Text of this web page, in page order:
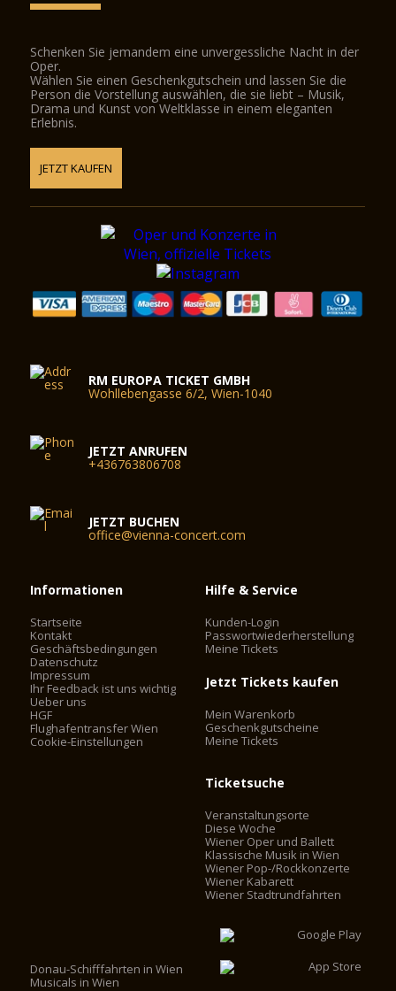
Schenken Sie jemandem eine unvergessliche Nacht in der
Oper.
Wählen Sie einen Geschenkgutschein und lassen Sie die
Person die Vorstellung auswählen, die sie liebt – Musik,
Drama und Kunst von Weltklasse in einem eleganten
Erlebnis.
JETZT KAUFEN
RM EUROPA TICKET GMBH
Wohllebengasse 6/2, Wien-1040
JETZT ANRUFEN
+436763806708
JETZT BUCHEN
office@vienna-concert.com
Informationen
Startseite
Kontakt
Geschäftsbedingungen
Datenschutz
Impressum
Ihr Feedback ist uns wichtig
Ueber uns
HGF
Flughafentransfer Wien
Cookie-Einstellungen
Hilfe & Service
Kunden-Login
Passwortwiederherstellung
Meine Tickets
Jetzt Tickets kaufen
Mein Warenkorb
Geschenkgutscheine
Meine Tickets
Ticketsuche
Veranstaltungsorte
Diese Woche
Wiener Oper und Ballett
Klassische Musik in Wien
Wiener Pop-/Rockkonzerte
Wiener Kabarett
Wiener Stadtrundfahrten
Donau-Schifffahrten in Wien
Musicals in Wien